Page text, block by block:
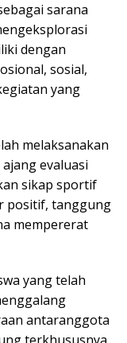
sarana
dengan
sosial,
yang
melaksanakan
evaluasi
sikap sportif
positif, tanggung
mempererat
yang telah
antaranggota